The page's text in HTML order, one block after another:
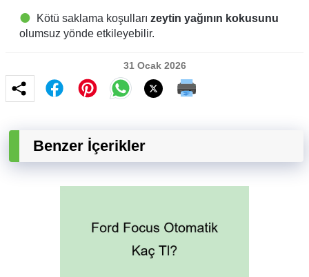
Kötü saklama koşulları zeytin yağının kokusunu
olumsuz yönde etkileyebilir.
31 Ocak 2026
Benzer İçerikler